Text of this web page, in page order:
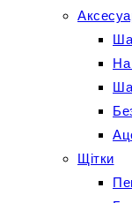
На
Щітки